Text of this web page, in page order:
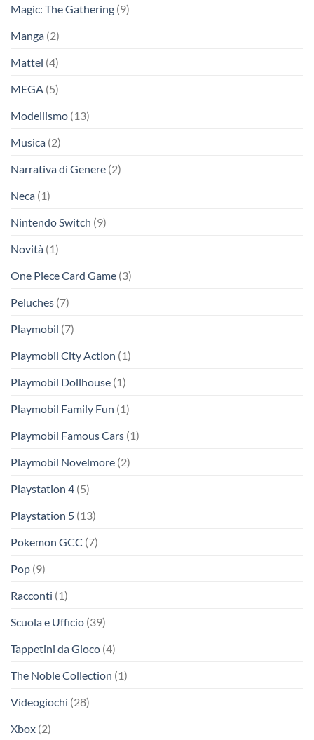
Magic: The Gathering (9)
Manga (2)
Mattel (4)
MEGA (5)
Modellismo (13)
Musica (2)
Narrativa di Genere (2)
Neca (1)
Nintendo Switch (9)
Novità (1)
One Piece Card Game (3)
Peluches (7)
Playmobil (7)
Playmobil City Action (1)
Playmobil Dollhouse (1)
Playmobil Family Fun (1)
Playmobil Famous Cars (1)
Playmobil Novelmore (2)
Playstation 4 (5)
Playstation 5 (13)
Pokemon GCC (7)
Pop (9)
Racconti (1)
Scuola e Ufficio (39)
Tappetini da Gioco (4)
The Noble Collection (1)
Videogiochi (28)
Xbox (2)